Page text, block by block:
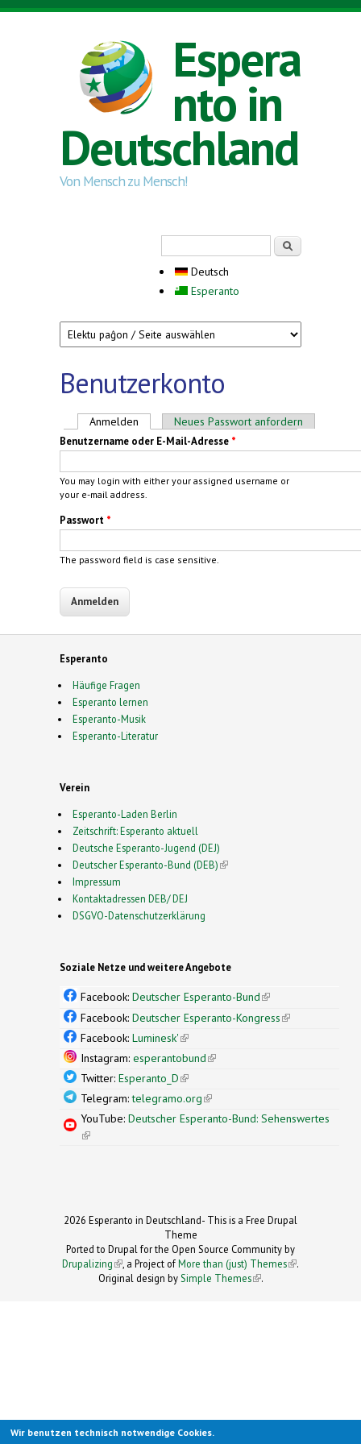
Direkt zum Inhalt
Espera
nto in
Deutschland
Von Mensch zu Mensch!
Deutsch
Esperanto
Benutzerkonto
Haupt-Reiter
Anmelden (aktiver Reiter)
Neues Passwort anfordern
Benutzername oder E-Mail-Adresse *
You may login with either your assigned username or
your e-mail address.
Passwort *
The password field is case sensitive.
Esperanto
Häufige Fragen
Esperanto lernen
Esperanto-Musik
Esperanto-Literatur
Verein
Esperanto-Laden Berlin
Zeitschrift: Esperanto aktuell
Deutsche Esperanto-Jugend (DEJ)
Deutscher Esperanto-Bund (DEB)(link is external)
Impressum
Kontaktadressen DEB/ DEJ
DSGVO-Datenschutzerklärung
Soziale Netze und weitere Angebote
Facebook: Deutscher Esperanto-Bund(link is
external)
Facebook: Deutscher Esperanto-Kongress(link is
Facebook: Luminesk'(link is external)
Instagram: esperantobund(link is external)
Twitter: Esperanto_D(link is external)
Telegram:telegramo.org(link is external)
YouTube: Deutscher Esperanto-Bund: Sehenswertes
(link is external)
2026 Esperanto in Deutschland- This is a Free Drupal
Theme
Ported to Drupal for the Open Source Community by
Drupalizing(link is external)
, a Project ofMore than (just) Themes (link is
.
Original design by Simple Themes
(link is
.
Wir benutzen technisch notwendige Cookies.